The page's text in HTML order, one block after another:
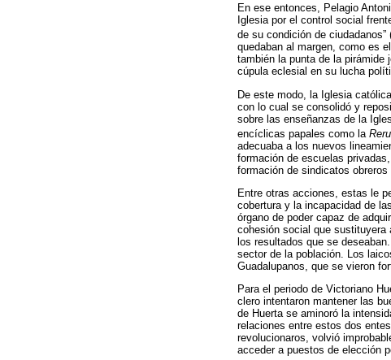
En ese entonces, Pelagio
Iglesia por el control social
de su condición de ciudadanos”
quedaban al margen, como es
también la punta de la pirámide
cúpula eclesial en su lucha
De este modo, la Iglesia
con lo cual se consolidó y
sobre las enseñanzas de la
encíclicas papales como la
adecuaba a los nuevos
formación de escuelas
formación de sindicatos
Entre otras acciones, estas le
cobertura y la incapacidad de
órgano de poder capaz de
cohesión social que sustituyera
los resultados que se
sector de la población. Los
Guadalupanos, que se vieron
Para el periodo de Victoriano
clero intentaron mantener las
de Huerta se aminoró la
relaciones entre estos dos
revolucionaros, volvió
acceder a puestos de elección